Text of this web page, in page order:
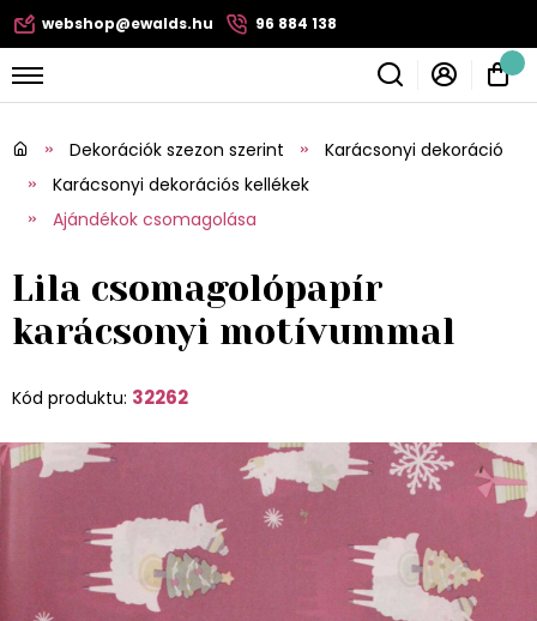
webshop@ewalds.hu 96 884 138
Dekorációk szezon szerint
Karácsonyi dekoráció
Karácsonyi dekorációs kellékek
Ajándékok csomagolása
Lila csomagolópapír
karácsonyi motívummal
Kód produktu: 32262